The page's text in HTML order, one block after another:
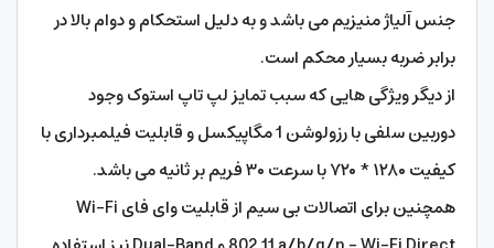
جنس آلیاژ منیزیم می‌ باشد و به دلیل استحکام و دوام بالا در
برابر ضربه بسیار محکم است.
از دیگر ویژگی هایی که سبب تمایز لپ تاپ استوک وجود
دوربین سلفی با رزولوشن 1 مگاپیکسل و قابلیت فیلمبرداری با
کیفیت ۱۲۸۰ * ۷۲۰ با سرعت ۳۰ فریم بر ثانیه می باشد.
همچنین برای اتصالات بی سیم از قابلیت وای فای Wi-Fi